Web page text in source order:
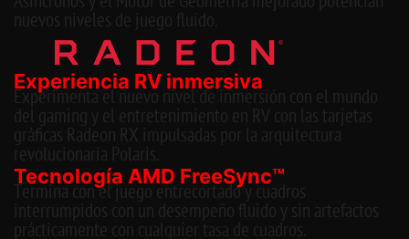
Experiencia RV inmersiva
Experimenta el nuevo nivel de inmersión con el mundo
Tecnología AMD FreeSync™
Termina con el juego entrecortado y cuadros